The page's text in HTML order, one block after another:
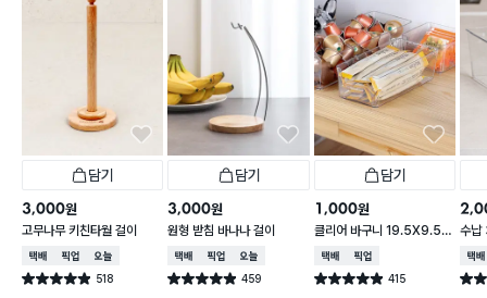
진짜 잘 산것같아용ㅎㅎ
담기
3,000원
고무나무 키친타월 걸이
택배배송매장픽업오늘배송
별점 4.9점 518
건 작성
담기
3,000원
원형 받침 바나나 걸이
택배배송매장픽업오늘배송
별점 4.9점 459
건 작성
담기
1,000원
클리어 바구니 19.5X9.5X
6.2cm
택배배송매장픽업
별점 4.9점 415
건 작성
수
택배
별점